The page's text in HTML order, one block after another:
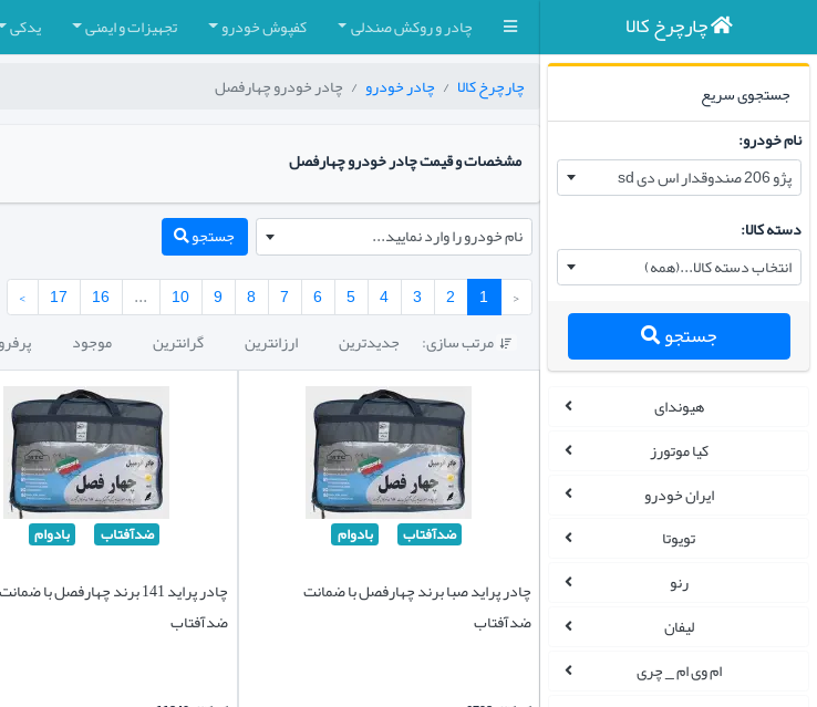
چادر و روکش صندلی کفپوش خودرو تجهیزات و ایمنی یدکی چارچرخ کالا
جستجوی سریع
نام خودرو:
پژو 206 صندوقدار اس دی sd
دسته کالا:
انتخاب دسته کالا...(همه)
جستجو
هیوندای
کیا موتورز
ایران خودرو
تویوتا
رنو
لیفان
ام وی ام _ چری
چارچرخ کالا چادر خودرو چادر خودرو چهارفصل
مشخصات و قیمت چادر خودرو چهارفصل
نام خودرو را وارد نمایید...
جستجو
‹
1
2
3
4
5
6
7
8
9
10
...
16
17
›
 مرتب سازی: جدیدترین ارزانترین گرانترین موجود
ضدآفتاب بادوام
چادر پراید صبا برند چهارفصل با ضمانت
ضدآفتاب
ضدآفتاب بادوام
چادر پراید 141 برند چهارفصل با ضمانت
ضدآفتاب